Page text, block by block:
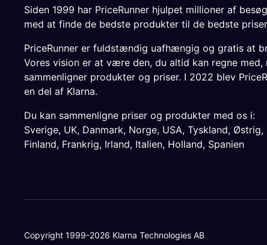
Siden 1999 har PriceRunner hjulpet millioner af
med at finde de bedste produkter til de bedste
PriceRunner er fuldstændig uafhængig og gratis at
Vores vision er at være den, du altid kan regne med,
sammenligner produkter og priser. I 2022 blev
en del af Klarna.
Du kan sammenligne priser og produkter med os i:
Sverige, UK, Danmark, Norge, USA, Tyskland, Østrig,
Finland, Frankrig, Irland, Italien, Holland, Spanien
Copyright 1999-2026 Klarna Technologies AB